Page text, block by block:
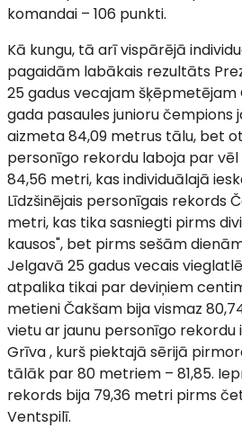
komandai – 106 punkti.
Kā kungu, tā arī vispārējā
pagaidām labākais rezultāts
25 gadus vecajam šķēpmetējam
gada pasaules junioru čempions
aizmeta 84,09 metrus tālu, bet
personīgo rekordu laboja par
84,56 metri, kas individuālajā
Līdzšinējais personīgais rekords
metri, kas tika sasniegti pirms
kausos", bet pirms sešām
Jelgavā 25 gadus vecais
atpalika tikai par deviņiem
metieni Čakšam bija vismaz
vietu ar jaunu personīgo rekordu
Grīva , kurš piektajā sērijā
tālāk par 80 metriem – 81,85.
rekords bija 79,36 metri pirms
Ventspilī.